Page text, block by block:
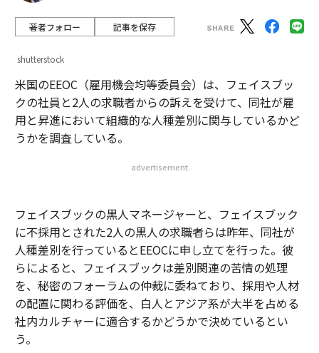
著者フォロー 記事を保存
shutterstock
米国のEEOC（雇用機会均等委員会）は、フェイスブッ
クの社員と2人の求職者からの訴えを受けて、同社が雇
用と昇進において組織的な人種差別に関与しているかど
うかを調査している。
advertisement
フェイスブックの黒人マネージャーと、フェイスブック
に不採用とされた2人の黒人の求職者らは昨年、同社が
人種差別を行っているとEEOCに申し立てを行った。彼
らによると、フェイスブックは差別関連の苦情の処理
を、秘密のフォーラムの仲裁に委ねており、採用や人材
の配置に関わる評価を、白人とアジア系が大半を占める
社内カルチャーに適合するかどうかで決めているとい
う。